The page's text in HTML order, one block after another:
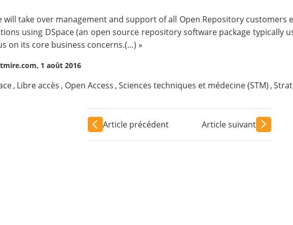
take over management and support of all Open Repository customers
using DSpace (an open source repository software package typically
on its core business concerns.(…) »
1 août 2016
, Libre accès , Open Access ,Sciences techniques et médecine (STM) ,
Article précédent Article suivant